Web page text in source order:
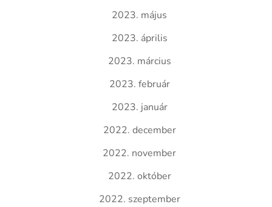
2023. május
2023. április
2023. március
2023. február
2023. január
2022. december
2022. november
2022. október
2022. szeptember